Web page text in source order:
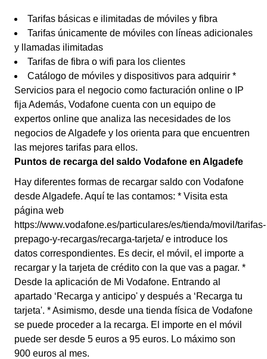
Tarifas básicas e ilimitadas de móviles y fibra
Tarifas únicamente de móviles con líneas adicionales
y llamadas ilimitadas
Tarifas de fibra o wifi para los clientes
Catálogo de móviles y dispositivos para adquirir *
Servicios para el negocio como facturación online o IP
fija Además, Vodafone cuenta con un equipo de
expertos online que analiza las necesidades de los
negocios de Algadefe y los orienta para que encuentren
las mejores tarifas para ellos.
Puntos de recarga del saldo Vodafone en Algadefe
Hay diferentes formas de recargar saldo con Vodafone
desde Algadefe. Aquí te las contamos: * Visita esta
página web
https://www.vodafone.es/particulares/es/tienda/movil/tarifas-
prepago-y-recargas/recarga-tarjeta/ e introduce los
datos correspondientes. Es decir, el móvil, el importe a
recargar y la tarjeta de crédito con la que vas a pagar. *
Desde la aplicación de Mi Vodafone. Entrando al
apartado ‘Recarga y anticipo' y después a ‘Recarga tu
tarjeta'. * Asimismo, desde una tienda física de Vodafone
se puede proceder a la recarga. El importe en el móvil
puede ser desde 5 euros a 95 euros. Lo máximo son
900 euros al mes.